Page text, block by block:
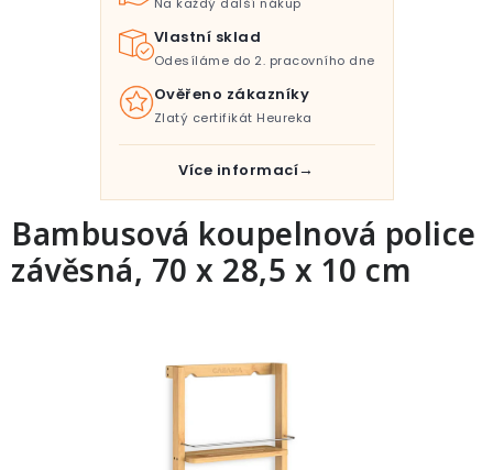
Bambusová koupelnová police
závěsná, 70 x 28,5 x 10 cm
Vlastní sklad
Odesíláme do 2. pracovního dne
Ověřeno zákazníky
Zlatý certifikát Heureka
Více informací